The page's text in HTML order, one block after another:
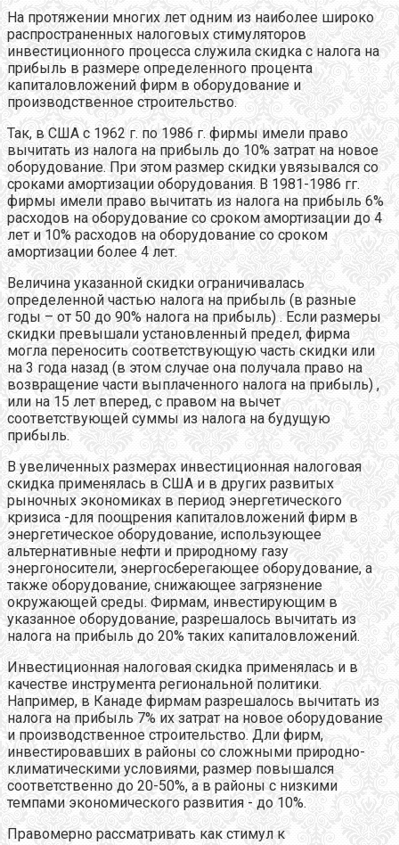
На протяжении многих лет одним из наиболее широко
распространенных налоговых стимуляторов
инвестиционного процесса служила скидка с налога на
прибыль в размере определенного процента
капиталовложений фирм в оборудование и
производственное строительство.
Так, в США с 1962 г. по 1986 г. фирмы имели право
вычитать из налога на прибыль до 10% затрат на новое
оборудование. При этом размер скидки увязывался со
сроками амортизации оборудования. В 1981-1986 гг.
фирмы имели право вычитать из налога на прибыль 6%
расходов на оборудование со сроком амортизации до 4
лет и 10% расходов на оборудование со сроком
амортизации более 4 лет.
Величина указанной скидки ограничивалась
определенной частью налога на прибыль (в разные
годы – от 50 до 90% налога на прибыль) . Если размеры
скидки превышали установленный предел, фирма
могла переносить соответствующую часть скидки или
на 3 года назад (в этом случае она получала право на
возвращение части выплаченного налога на прибыль) ,
или на 15 лет вперед, с правом на вычет
соответствующей суммы из налога на будущую
прибыль.
В увеличенных размерах инвестиционная налоговая
скидка применялась в США и в других развитых
рыночных экономиках в период энергетического
кризиса -для поощрения капиталовложений фирм в
энергетическое оборудование, использующее
альтернативные нефти и природному газу
энергоносители, энергосберегающее оборудование, а
также оборудование, снижающее загрязнение
окружающей среды. Фирмам, инвестирующим в
указанное оборудование, разрешалось вычитать из
налога на прибыль до 20% таких капиталовложений.
Инвестиционная налоговая скидка применялась и в
качестве инструмента региональной политики.
Например, в Канаде фирмам разрешалось вычитать из
налога на прибыль 7% их затрат на новое оборудование
и производственное строительство. Дли фирм,
инвестировавших в районы со сложными природно-
климатическими условиями, размер повышался
соответственно до 20-50%, а в районы с низкими
темпами экономического развития - до 10%.
Правомерно рассматривать как стимул к